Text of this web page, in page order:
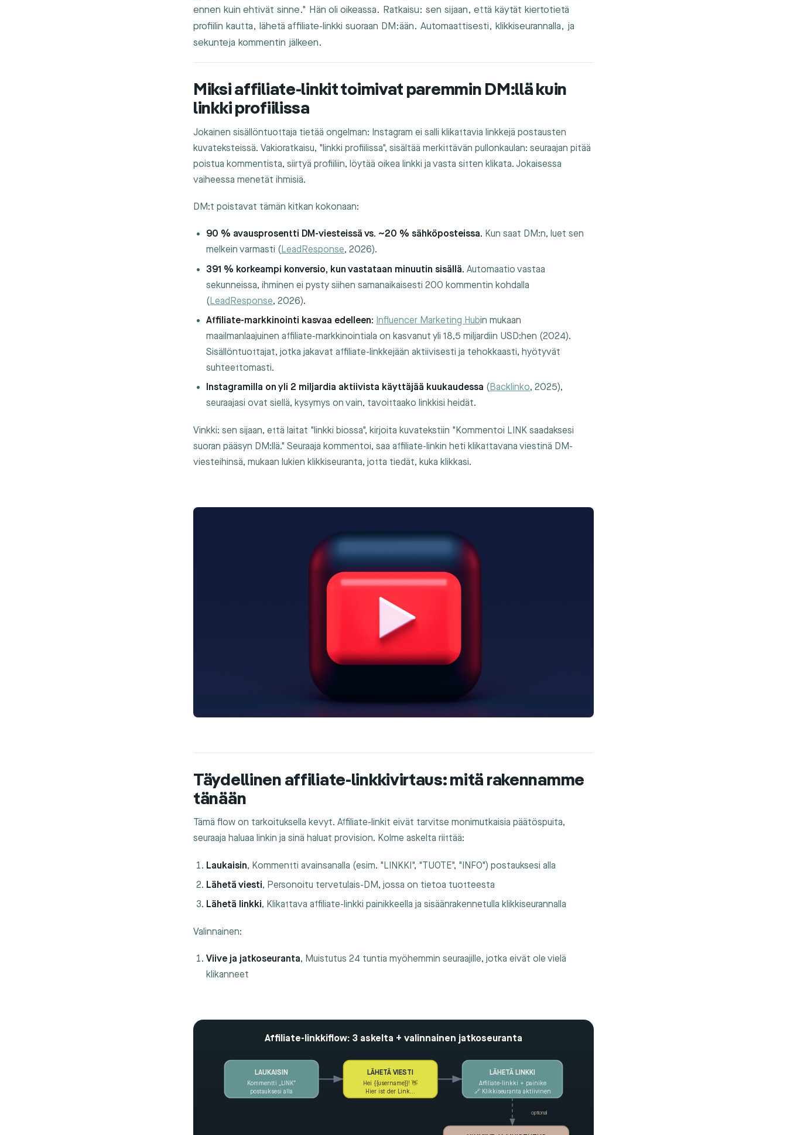
ennen kuin ehtivät sinne." Hän oli oikeassa. Ratkaisu: sen sijaan, että käytät kiertotietä
profiilin kautta, lähetä affiliate-linkki suoraan DM:ään. Automaattisesti, klikkiseurannalla, ja
sekunteja kommentin jälkeen.
Miksi affiliate-linkit toimivat paremmin DM:llä kuin
linkki profiilissa
Jokainen sisällöntuottaja tietää ongelman: Instagram ei salli klikattavia linkkejä postausten
kuvateksteissä. Vakioratkaisu, "linkki profiilissa", sisältää merkittävän pullonkaulan: seuraajan pitää
poistua kommentista, siirtyä profiiliin, löytää oikea linkki ja vasta sitten klikata. Jokaisessa
vaiheessa menetät ihmisiä.
DM:t poistavat tämän kitkan kokonaan:
90 % avausprosentti DM-viesteissä vs. ~20 % sähköposteissa. Kun saat DM:n, luet sen
melkein varmasti (LeadResponse, 2026).
391 % korkeampi konversio, kun vastataan minuutin sisällä. Automaatio vastaa
sekunneissa, ihminen ei pysty siihen samanaikaisesti 200 kommentin kohdalla
(LeadResponse, 2026).
Affiliate-markkinointi kasvaa edelleen: Influencer Marketing Hubin mukaan
maailmanlaajuinen affiliate-markkinointiala on kasvanut yli 18,5 miljardiin USD:hen (2024).
Sisällöntuottajat, jotka jakavat affiliate-linkkejään aktiivisesti ja tehokkaasti, hyötyvät
suhteettomasti.
Instagramilla on yli 2 miljardia aktiivista käyttäjää kuukaudessa (Backlinko, 2025),
seuraajasi ovat siellä, kysymys on vain, tavoittaako linkkisi heidät.
Vinkki: sen sijaan, että laitat "linkki biossa", kirjoita kuvatekstiin "Kommentoi LINK saadaksesi
suoran pääsyn DM:llä." Seuraaja kommentoi, saa affiliate-linkin heti klikattavana viestinä DM-
viesteihinsä, mukaan lukien klikkiseuranta, jotta tiedät, kuka klikkasi.
Täydellinen affiliate-linkkivirtaus: mitä rakennamme
tänään
Tämä flow on tarkoituksella kevyt. Affiliate-linkit eivät tarvitse monimutkaisia päätöspuita,
seuraaja haluaa linkin ja sinä haluat provision. Kolme askelta riittää:
Laukaisin, Kommentti avainsanalla (esim. "LINKKI", "TUOTE", "INFO") postauksesi alla
Lähetä viesti, Personoitu tervetulais-DM, jossa on tietoa tuotteesta
Lähetä linkki, Klikattava affiliate-linkki painikkeella ja sisäänrakennetulla klikkiseurannalla
Valinnainen:
Viive ja jatkoseuranta, Muistutus 24 tuntia myöhemmin seuraajille, jotka eivät ole vielä
klikanneet
Affiliate-linkkiflow: 3 askelta + valinnainen jatkoseuranta
LAUKAISIN
Kommentti „LINK“
postauksesi alla
LÄHETÄ VIESTI
Hei {{username}}! 👋
Hier ist der Link…
LÄHETÄ LINKKI
Affiliate-linkki + painike
🔗 Klikkiseuranta aktiivinen
optional